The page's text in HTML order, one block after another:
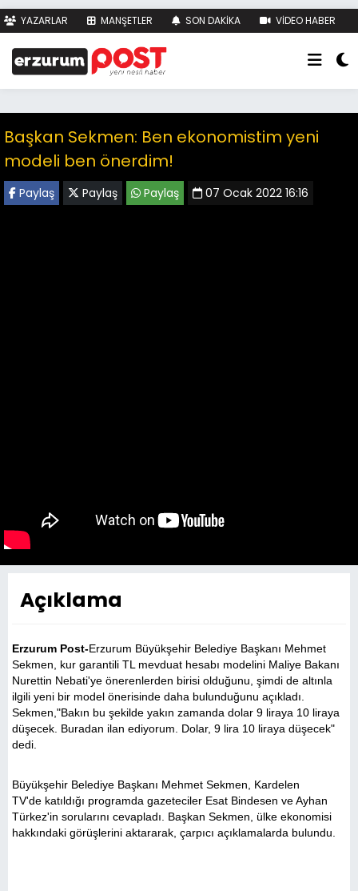
YAZARLAR MANŞETLER SON DAKİKA
VİDEO HABER
İLETİŞİM
Başkan Sekmen: Ben ekonomistim yeni
modeli ben önerdim!
Paylaş Paylaş Paylaş 07 Ocak 2022 16:16
Açıklama
Erzurum Post-Erzurum Büyükşehir Belediye Başkanı Mehmet
Sekmen, kur garantili TL mevduat hesabı modelini Maliye Bakanı
Nurettin Nebati'ye önerenlerden birisi olduğunu, şimdi de altınla
ilgili yeni bir model önerisinde daha bulunduğunu açıkladı.
Sekmen,"Bakın bu şekilde yakın zamanda dolar 9 liraya 10 liraya
düşecek. Buradan ilan ediyorum. Dolar, 9 lira 10 liraya düşecek"
dedi.
Büyükşehir Belediye Başkanı Mehmet Sekmen, Kardelen
TV'de katıldığı programda gazeteciler Esat Bindesen ve Ayhan
Türkez'in sorularını cevapladı. Başkan Sekmen, ülke ekonomisi
hakkındaki görüşlerini aktararak, çarpıcı açıklamalarda bulundu.